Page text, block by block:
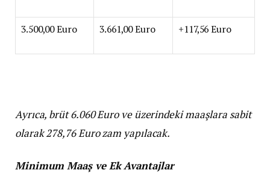
3.500,00 Euro 3.661,00 Euro +117,56 Euro
Ayrıca, brüt 6.060 Euro ve üzerindeki maaşlara sabit
olarak 278,76 Euro zam yapılacak.
Minimum Maaş ve Ek Avantajlar